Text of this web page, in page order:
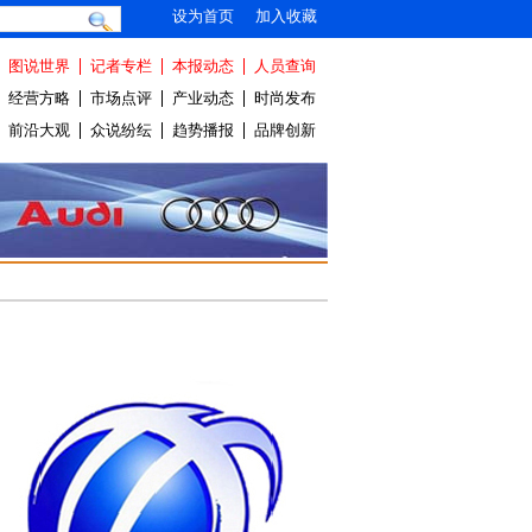
加入收藏
设为首页
图说世界 记者专栏 本报动态
人员查询
经营方略
市场点评 产业动态
时尚发布
前沿大观
众说纷纭 趋势播报 品牌创新